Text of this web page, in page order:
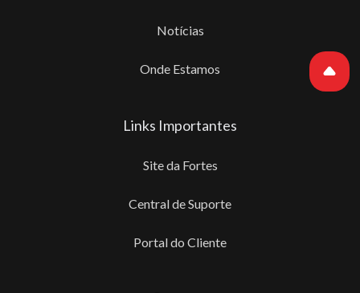
Notícias
Onde Estamos
Links Importantes
Site da Fortes
Central de Suporte
Portal do Cliente